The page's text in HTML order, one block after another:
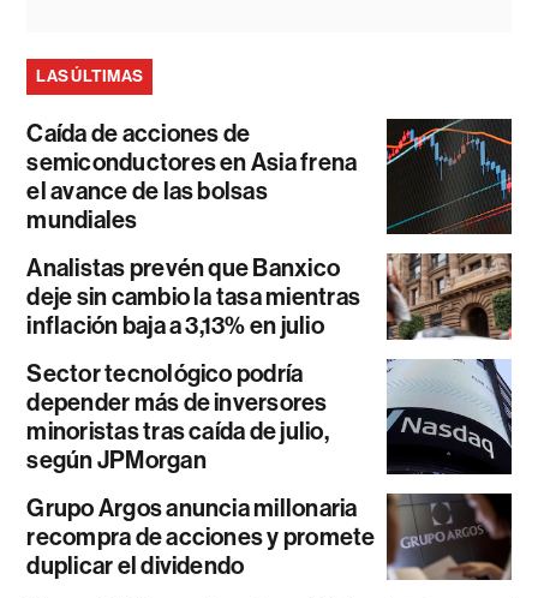
LAS ÚLTIMAS
Caída de acciones de
semiconductores en Asia frena
el avance de las bolsas
mundiales
Analistas prevén que Banxico
deje sin cambio la tasa mientras
inflación baja a 3,13% en julio
Sector tecnológico podría
depender más de inversores
minoristas tras caída de julio,
según JPMorgan
Grupo Argos anuncia millonaria
recompra de acciones y promete
duplicar el dividendo